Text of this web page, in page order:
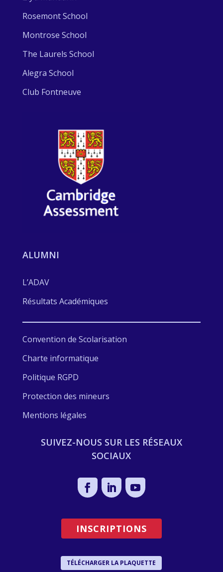
Rosemont School
Montrose School
The Laurels School
Alegra School
Club Fontneuve
ALUMNI
L’ADAV
Résultats Académiques
Convention de Scolarisation
Charte informatique
Politique RGPD
Protection des mineurs
Mentions légales
SUIVEZ-NOUS SUR LES RÉSEAUX
SOCIAUX
INSCRIPTIONS
TÉLÉCHARGER LA PLAQUETTE